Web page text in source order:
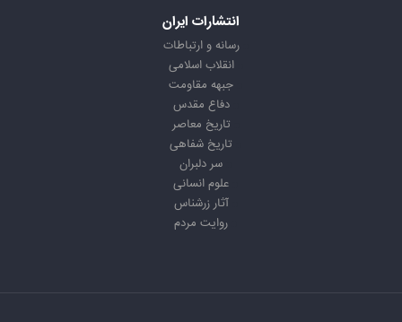
انتشارات ایران
رسانه و ارتباطات
انقلاب اسلامی
جبهه مقاومت
دفاع مقدس
تاریخ معاصر
تاریخ شفاهی
سر دلبران
علوم انسانی
آثار زرشناس
روایت مردم